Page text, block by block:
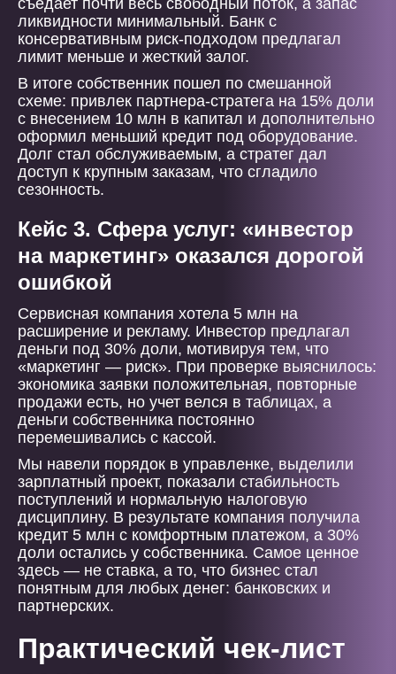
съедает почти весь свободный поток, а запас
ликвидности минимальный. Банк с
консервативным риск-подходом предлагал
лимит меньше и жесткий залог.
В итоге собственник пошел по смешанной
схеме: привлек партнера-стратега на 15% доли
с внесением 10 млн в капитал и дополнительно
оформил меньший кредит под оборудование.
Долг стал обслуживаемым, а стратег дал
доступ к крупным заказам, что сгладило
сезонность.
Кейс 3. Сфера услуг: «инвестор
на маркетинг» оказался дорогой
ошибкой
Сервисная компания хотела 5 млн на
расширение и рекламу. Инвестор предлагал
деньги под 30% доли, мотивируя тем, что
«маркетинг — риск». При проверке выяснилось:
экономика заявки положительная, повторные
продажи есть, но учет велся в таблицах, а
деньги собственника постоянно
перемешивались с кассой.
Мы навели порядок в управленке, выделили
зарплатный проект, показали стабильность
поступлений и нормальную налоговую
дисциплину. В результате компания получила
кредит 5 млн с комфортным платежом, а 30%
доли остались у собственника. Самое ценное
здесь — не ставка, а то, что бизнес стал
понятным для любых денег: банковских и
партнерских.
Практический чек-лист